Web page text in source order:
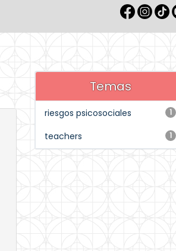
Temas
1
riesgos psicosociales
1
teachers